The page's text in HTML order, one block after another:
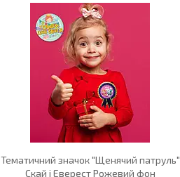
Тематичний значок "Щенячий патруль"
Скай і Еверест Рожевий фон